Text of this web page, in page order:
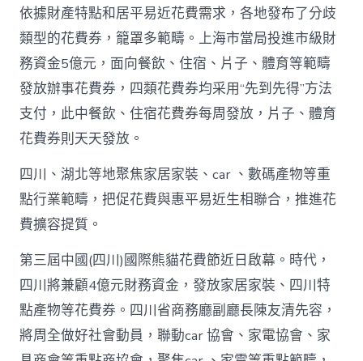
真
金
查
包
養
網
站
白
滅
花
費
_
中
國
網〉
中
依據財產特點和居平易近花費需求，各地發布了分歧
類型的花費券，籠罩多範疇。上海市當局投進市級財
務資金5億元，面向餐飲、住宿、片子、體育等範疇
發放辦事花費券，四類花費券均采用“先到先得”方法
支付，此中餐飲、住宿花費券每周發放，片子、體育
花費券則天天發放。
四川、湖北等地聚焦家居家裝、car 、數碼產物等重
點行業範疇，把促花費與惠平易近生相聯合，推進花
費擴容提質。
第三屆中國(四川)國際熊貓花費節近日啟幕。時代，
四川將兼顧4億元財務資金，發放家居家裝、四川特
點產物等花費券。四川省商務廳副廳長陳友清先容，
將周全做好社會動員，聯動car 協會、家電協會、家